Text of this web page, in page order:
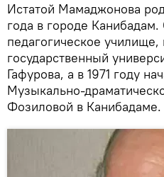
Истатой Мамаджонова
года в городе Канибадам.
педагогическое
государственный
Гафурова, а в 1971 году
Музыкально-
Фозиловой в Канибадаме.